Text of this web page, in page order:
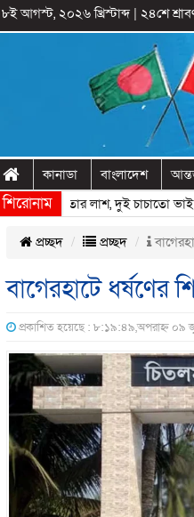
৮ই আগস্ট, ২০২৬ খ্রিস্টাব্দ| ২৪শে
কানাডা বাংলাদেশ
শিরোনামনেতার লাশ, দুই চাচাতো ভাই
প্রচ্ছদ প্রচ্ছদ
বাগেরহাটে ধর্ষণের
প্রকাশিত হয়েছে : ৮:১৯:৪৯,অপরাহ্ন ০৯